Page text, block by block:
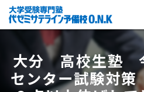
大分 高校生塾
センター試験対